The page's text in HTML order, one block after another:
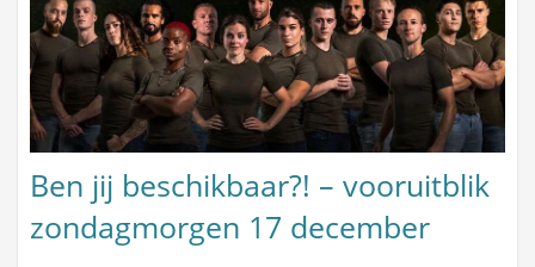
Ben jij beschikbaar?! – vooruitblik
zondagmorgen 17 december